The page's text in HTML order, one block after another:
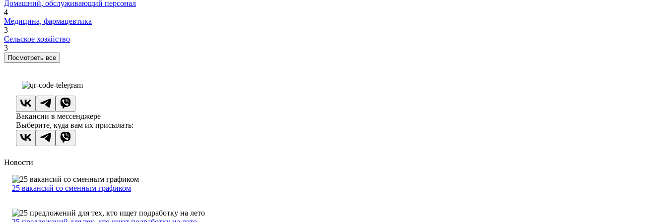
Домашний, обслуживающий персонал
4
Медицина, фармацевтика
3
Сельское хозяйство
3
Посмотреть все
Вакансии в мессенджере
Выберите, куда вам их присылать:
Новости
25 вакансий со сменным графиком